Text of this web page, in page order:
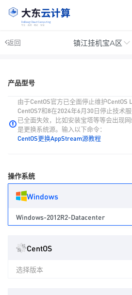
返回 镇江挂机宝A区
产品型号
由于CentOS官方已全面停止维护CentOS
CentOS7和8在2024年6月30日停止技术
已全面失效，比如安装宝塔等等会出现
是更换系统源。输入以下命令：
CentOS更换AppStream源教程
操作系统
Windows
Windows-2012R2-Datacenter
CentOS
选择版本